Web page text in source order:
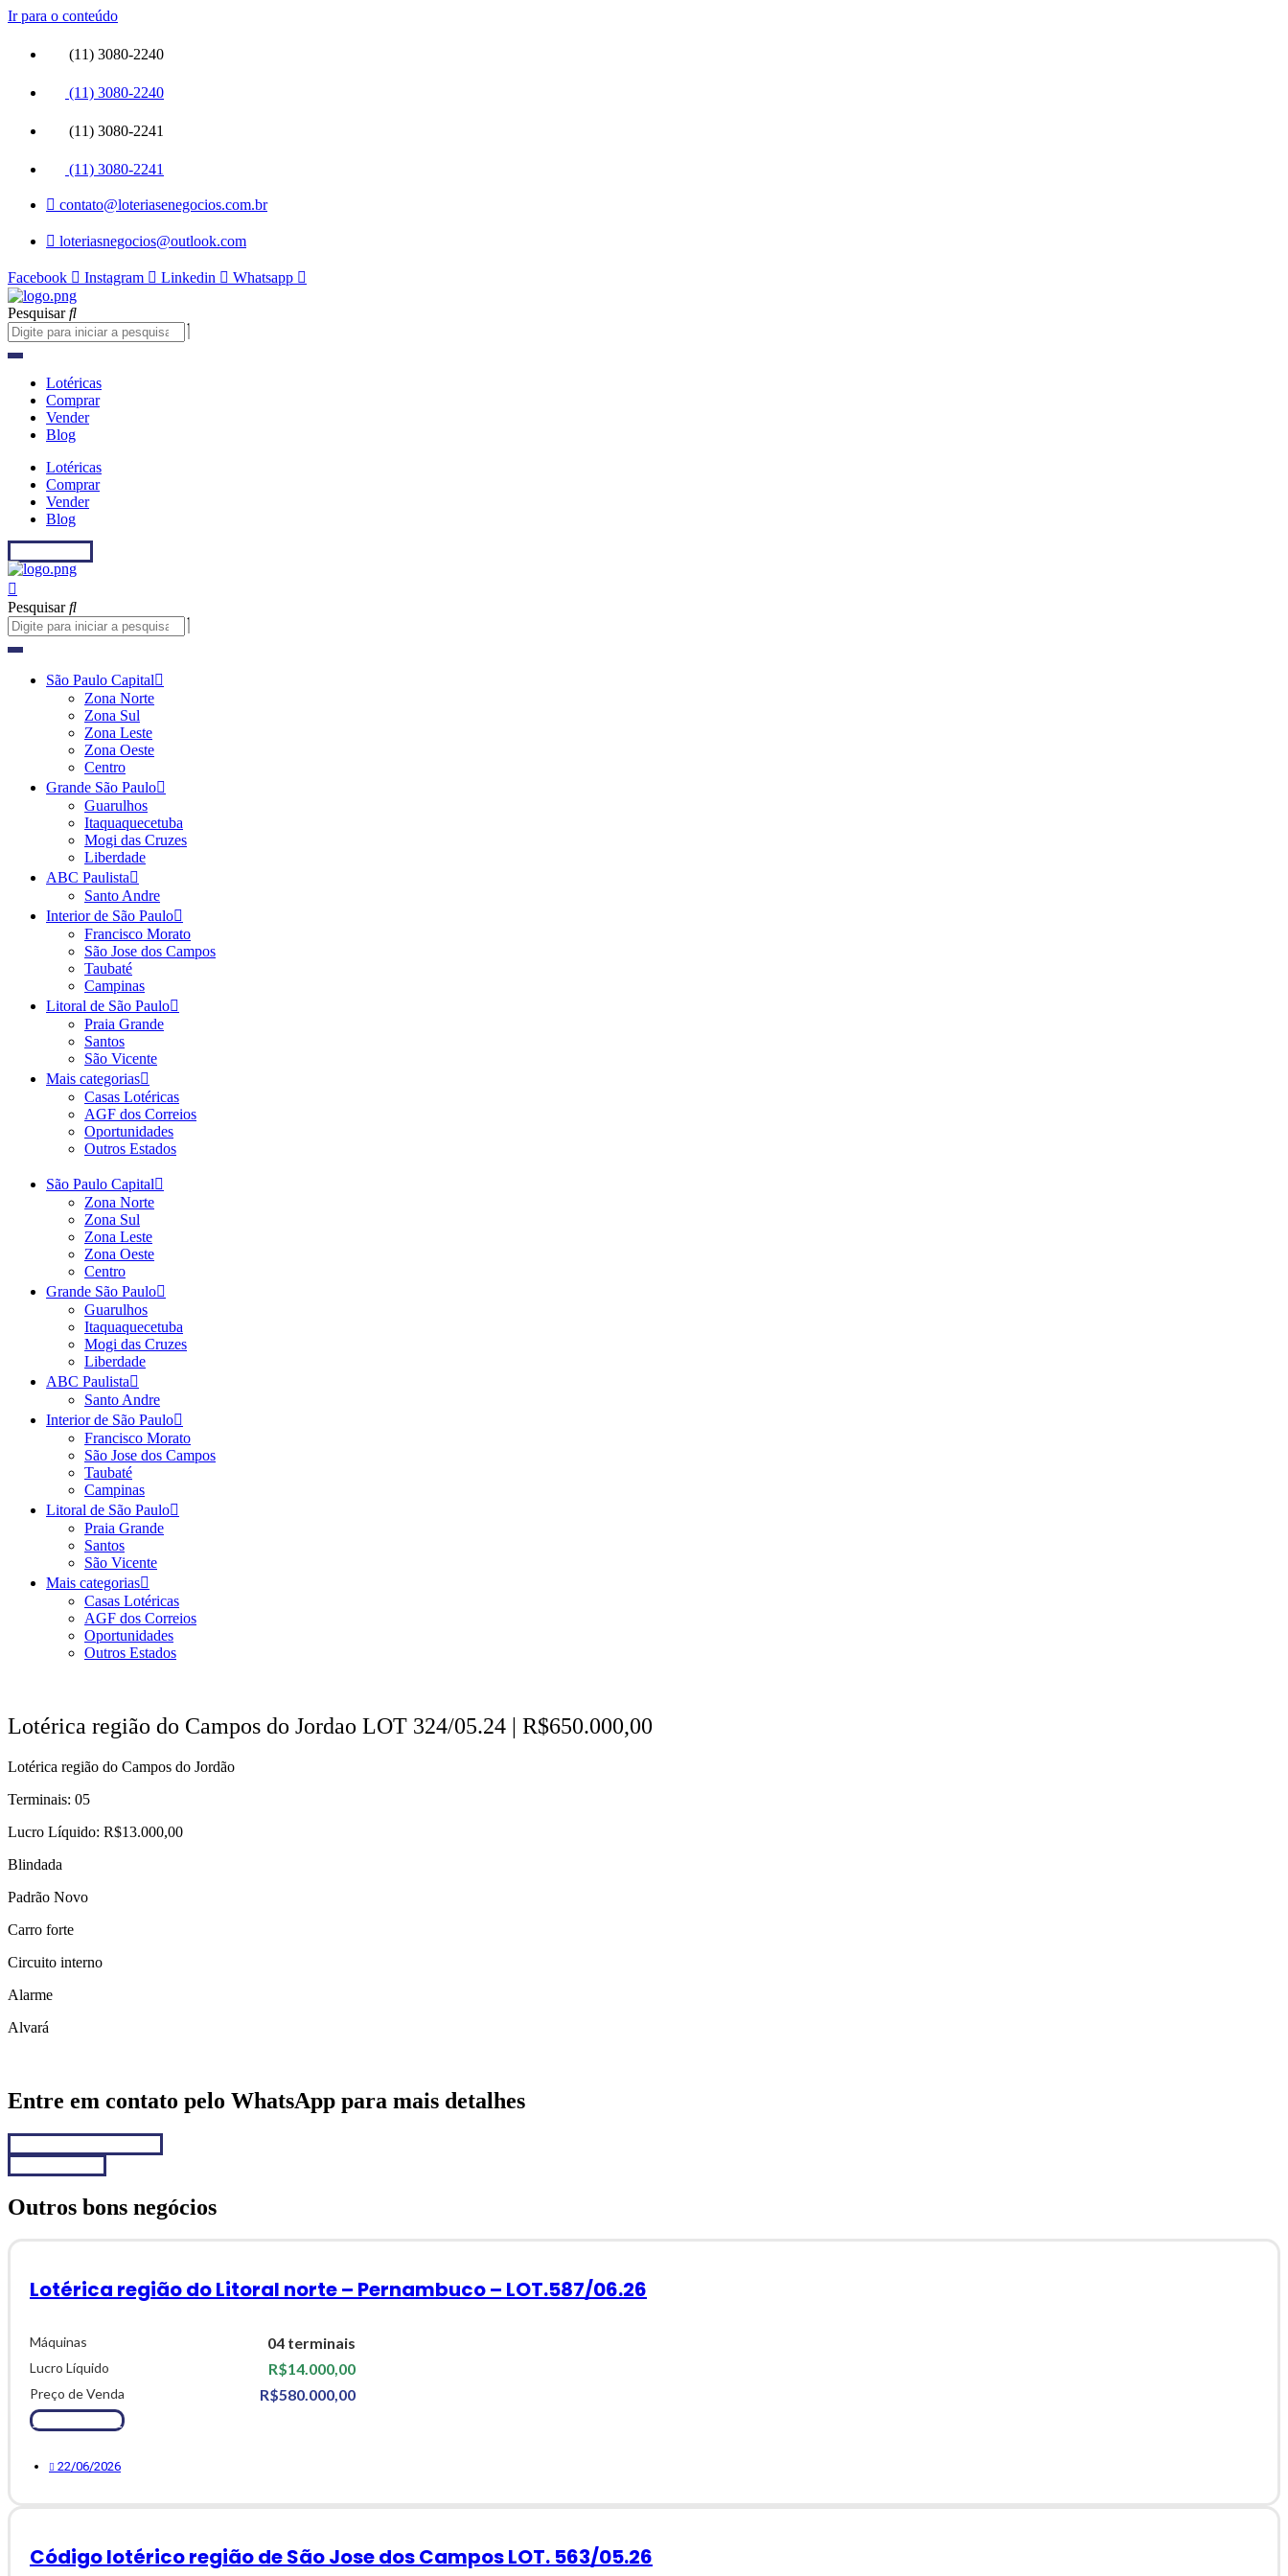
Ir para o conteúdo
(11) 3080-2240
(11) 3080-2240
(11) 3080-2241
(11) 3080-2241
contato@loteriasenegocios.com.br
loteriasnegocios@outlook.com
Facebook Instagram Linkedin Whatsapp
Pesquisar
Lotéricas
Comprar
Vender
Blog
Lotéricas
Comprar
Vender
Blog
Pesquisar
São Paulo Capital
Zona Norte
Zona Sul
Zona Leste
Zona Oeste
Centro
Grande São Paulo
Guarulhos
Itaquaquecetuba
Mogi das Cruzes
Liberdade
ABC Paulista
Santo Andre
Interior de São Paulo
Francisco Morato
São Jose dos Campos
Taubaté
Campinas
Litoral de São Paulo
Praia Grande
Santos
São Vicente
Mais categorias
Casas Lotéricas
AGF dos Correios
Oportunidades
Outros Estados
São Paulo Capital
Zona Norte
Zona Sul
Zona Leste
Zona Oeste
Centro
Grande São Paulo
Guarulhos
Itaquaquecetuba
Mogi das Cruzes
Liberdade
ABC Paulista
Santo Andre
Interior de São Paulo
Francisco Morato
São Jose dos Campos
Taubaté
Campinas
Litoral de São Paulo
Praia Grande
Santos
São Vicente
Mais categorias
Casas Lotéricas
AGF dos Correios
Oportunidades
Outros Estados
Lotérica região do Campos do Jordao LOT 324/05.24 | R$650.000,00
Lotérica região do Campos do Jordão
Terminais: 05
Lucro Líquido: R$13.000,00
Blindada
Padrão Novo
Carro forte
Circuito interno
Alarme
Alvará
Entre em contato pelo WhatsApp para mais detalhes
Outros bons negócios
Lotérica região do Litoral norte – Pernambuco – LOT.587/06.26
Máquinas 04 terminais
Lucro Líquido R$14.000,00
Preço de Venda R$580.000,00
Ver Detalhes
22/06/2026
Código lotérico região de São Jose dos Campos LOT. 563/05.26